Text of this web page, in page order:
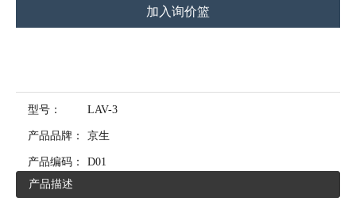
加入询价篮
型号： LAV-3
产品品牌： 京生
产品编码：
D01
产品描述